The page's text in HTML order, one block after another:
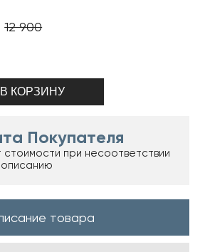
12 900
Покупателя
стоимости при несоответствии
товара